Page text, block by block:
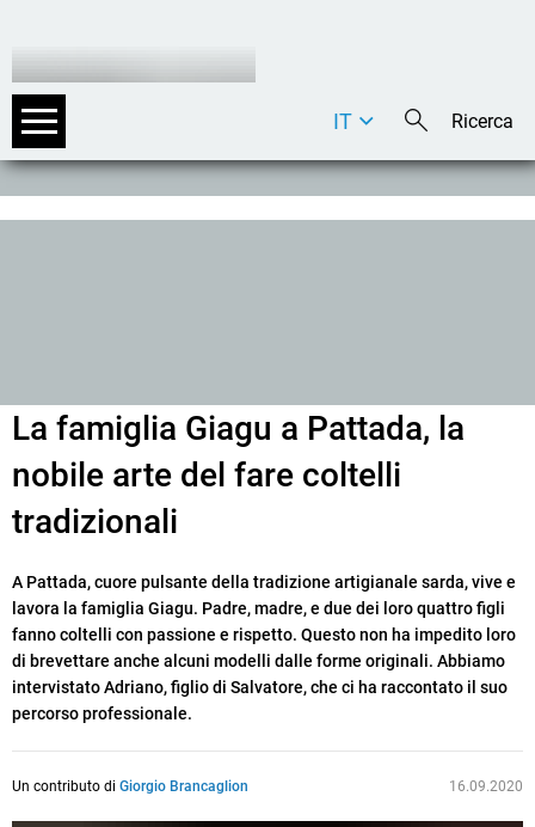
DE
IT
La famiglia Giagu a Pattada, la
nobile arte del fare coltelli
tradizionali
A Pattada, cuore pulsante della tradizione artigianale sarda, vive e
lavora la famiglia Giagu. Padre, madre, e due dei loro quattro figli
fanno coltelli con passione e rispetto. Questo non ha impedito loro
di brevettare anche alcuni modelli dalle forme originali. Abbiamo
intervistato Adriano, figlio di Salvatore, che ci ha raccontato il suo
percorso professionale.
Un contributo di Giorgio Brancaglion 16.09.2020